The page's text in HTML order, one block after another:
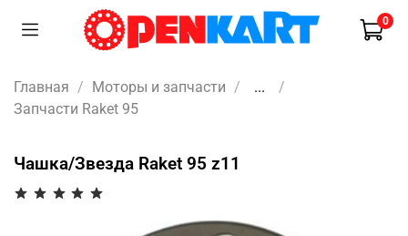
0
Главная Моторы и запчасти
...
Запчасти Raket 95
Чашка/Звезда Raket 95 z11